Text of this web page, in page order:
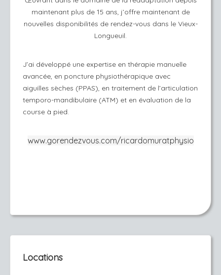
maintenant plus de 15 ans, j’offre maintenant de
nouvelles disponibilités de rendez-vous dans le Vieux-
Longueuil.
J’ai développé une expertise en thérapie manuelle
avancée, en poncture physiothérapique avec
aiguilles sèches (PPAS), en traitement de l’articulation
temporo-mandibulaire (ATM) et en évaluation de la
course à pied.
www.gorendezvous.com/ricardomuratphysio
Locations